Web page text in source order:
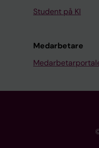
Student på KI
Medarbetare